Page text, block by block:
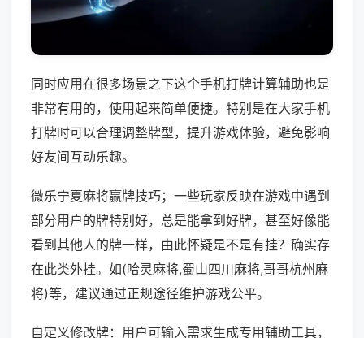
同时应用在很多场景之下这个手机打牌计算辅助也是
非常有用的，使用起来简单便捷。特别是在大家手机
打牌时可以合理调整牌型，提升游戏体验，避免影响
好友间互动乐趣。
微乐宁夏麻将赢牌技巧；一些玩家反映在游戏中遇到
部分用户的牌特别好，总是能拿到好牌，甚至好像能
看到其他人的牌一样，由此怀疑是不是有挂？确实存
在此类外挂。如(哈灵麻将,蜀山四川麻将,哥哥杭州麻
将)等，建议通过正规途径维护游戏公平。
自定义修改牌：用户可输入需求生成专用辅助工具，